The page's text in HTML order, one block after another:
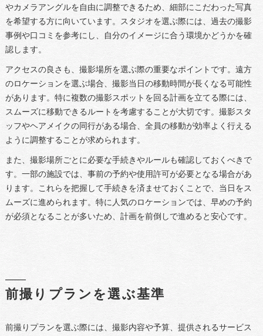
やカメラアングルを自由に調整できるため、細部にこだわった写真
を希望する方に向いています。スタジオを選ぶ際には、過去の撮影
事例や口コミを参考にし、自分のイメージに合う環境かどうかを確
認します。
アクセスの良さも、撮影場所を選ぶ際の重要なポイントです。遠方
のロケーションを選ぶ場合、撮影当日の移動時間が長くなる可能性
があります。特に複数の撮影スポットを回る計画を立てる際には、
スムーズに移動できるルートを考慮することが大切です。撮影スタ
ッフやヘアメイクの同行がある場合、全員の移動が効率よく行える
ように調整することが求められます。
また、撮影場所ごとに必要な手続きやルールも確認しておくべきで
す。一部の施設では、事前の予約や使用許可が必要となる場合があ
ります。これらを把握して手続きを済ませておくことで、当日をス
ムーズに進められます。特に人気のロケーションでは、早めの予約
が必須となることが多いため、計画を前倒しで進めると安心です。
前撮りプランを選ぶ基準
前撮りプランを選ぶ際には、撮影内容や予算、提供されるサービス